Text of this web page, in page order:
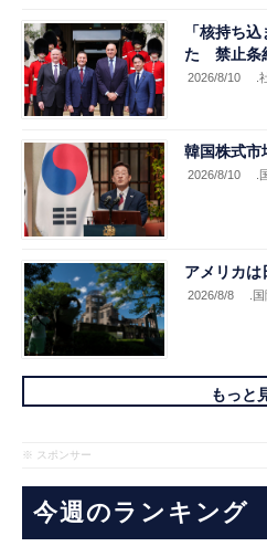
「核持ち
た 禁止条
2026/8/10 .
韓国株式市
2026/8/10 .
アメリカは
2026/8/8 .
もっと
※ スポンサー
今週のランキング